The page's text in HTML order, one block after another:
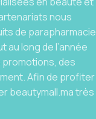
nous
de parapharmacie
au long de l’année
des
Afin de profiter
beautymall.ma très